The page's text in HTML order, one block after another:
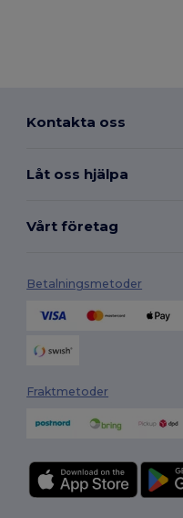
Kontakta oss
Låt oss hjälpa
Vårt företag
Betalningsmetoder
Fraktmetoder